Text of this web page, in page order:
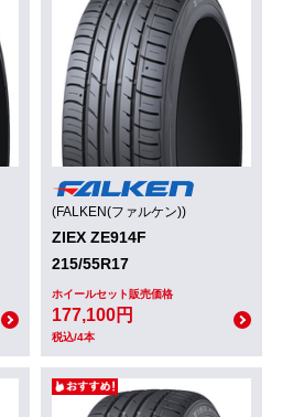
(FALKEN(ファルケン))
ZIEX ZE914F
215/55R17
ホイールセット販売価格
177,100円
税込/4本